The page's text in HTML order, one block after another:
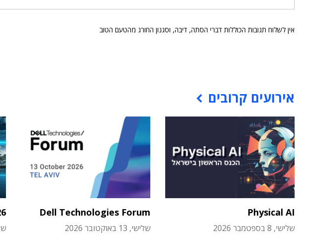
אין לשלוח תגובות הכוללות דברי הסתה, דיבה, וסגנון החורג מהטעם הטוב
אירועים קרובים
Physical AI
שלישי, 8 בספטמבר 2026
Dell Technologies Forum
שלישי, 13 באוקטובר 2026